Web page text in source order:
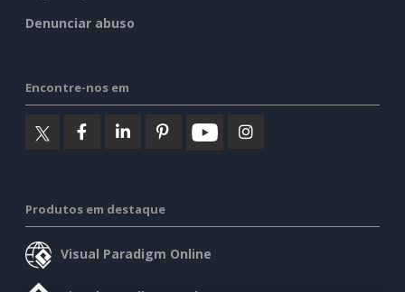
Denunciar abuso
Encontre-nos em
Produtos em destaque
Visual Paradigm Online